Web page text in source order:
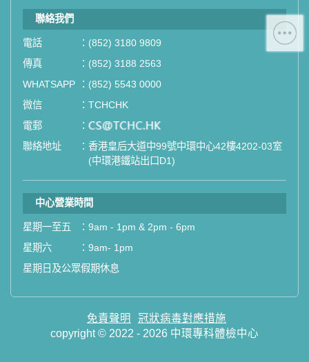
聯絡我們
電話 ： (852) 3180 9809
傳真
： (852) 3188 2563
WHATSAPP
： (852) 5543 0000
微信
： TCHCHK
電郵
： email
聯絡地址
： 香港皇后大道中99號中環中心42樓4202-03室
(中環港鐵站出口D1)
中心營業時間
星期一至五 ： 9am - 1pm & 2pm - 6pm
星期六
： 9am- 1pm
星期日及公眾假期休息
免責聲明
冠狀病毒對應措施
copyright © 2022 - 2026 中環專科體檢中心
「中環專科體檢中心」致力為關注健
康人士提供尊尚而優質的體檢服務，
一站式進行全方位檢查。
如果您有任何疑問或需要進一步了
祝您健康愉快！